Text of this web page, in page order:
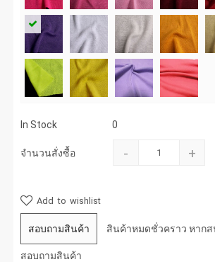
In Stock 0
จำนวนสั่งซื้อ - +
Add to wishlist
สอบถามสินค้า สินค้าหมดชั่วคราว หาก
สอบถามสินค้า